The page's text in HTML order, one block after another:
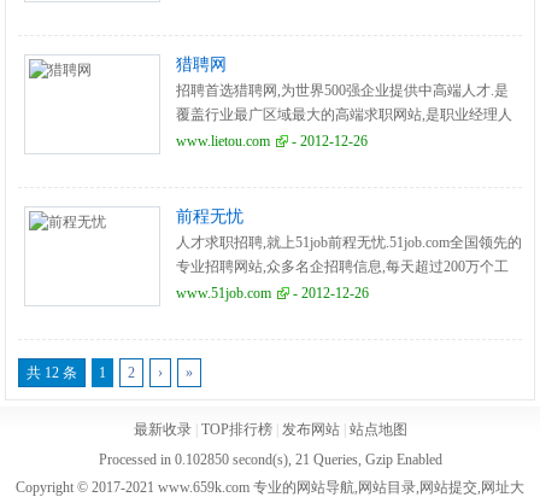
猎聘网
招聘首选猎聘网,为世界500强企业提供中高端人才.是
覆盖行业最广区域最大的高端求职网站,是职业经理人
首选的招聘网站.
www.lietou.com - 2012-12-26
前程无忧
人才求职招聘,就上51job前程无忧.51job.com全国领先的
专业招聘网站,众多名企招聘信息,每天超过200万个工
作机会等着你.本月更新简历,更有机会获得千元钻石。
www.51job.com - 2012-12-26
共 12 条 1 2 › »
最新收录| TOP排行榜| 发布网站| 站点地图
Processed in 0.102850 second(s), 21 Queries, Gzip Enabled
Copyright © 2017-2021 www.659k.com 专业的网站导航,网站目录,网站提交,网址大